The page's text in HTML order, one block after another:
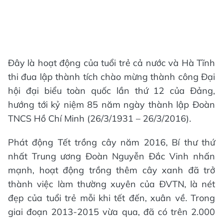
Đây là hoạt động của tuổi trẻ cả nước và Hà Tĩnh
thi đua lập thành tích chào mừng thành công Đại
hội đại biểu toàn quốc lần thứ 12 của Đảng,
hướng tới kỷ niệm 85 năm ngày thành lập Đoàn
TNCS Hồ Chí Minh (26/3/1931 – 26/3/2016).
Phát động Tết trồng cây năm 2016, Bí thư thứ
nhất Trung ương Đoàn Nguyễn Đắc Vinh nhấn
mạnh, hoạt động trồng thêm cây xanh đã trở
thành việc làm thường xuyên của ĐVTN, là nét
đẹp của tuổi trẻ mỗi khi tết đến, xuân về. Trong
giai đoạn 2013-2015 vừa qua, đã có trên 2.000